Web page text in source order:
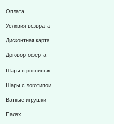
Оплата
Условия возврата
Дисконтная карта
Договор-оферта
Шары с росписью
Шары с логотипом
Ватные игрушки
Палех